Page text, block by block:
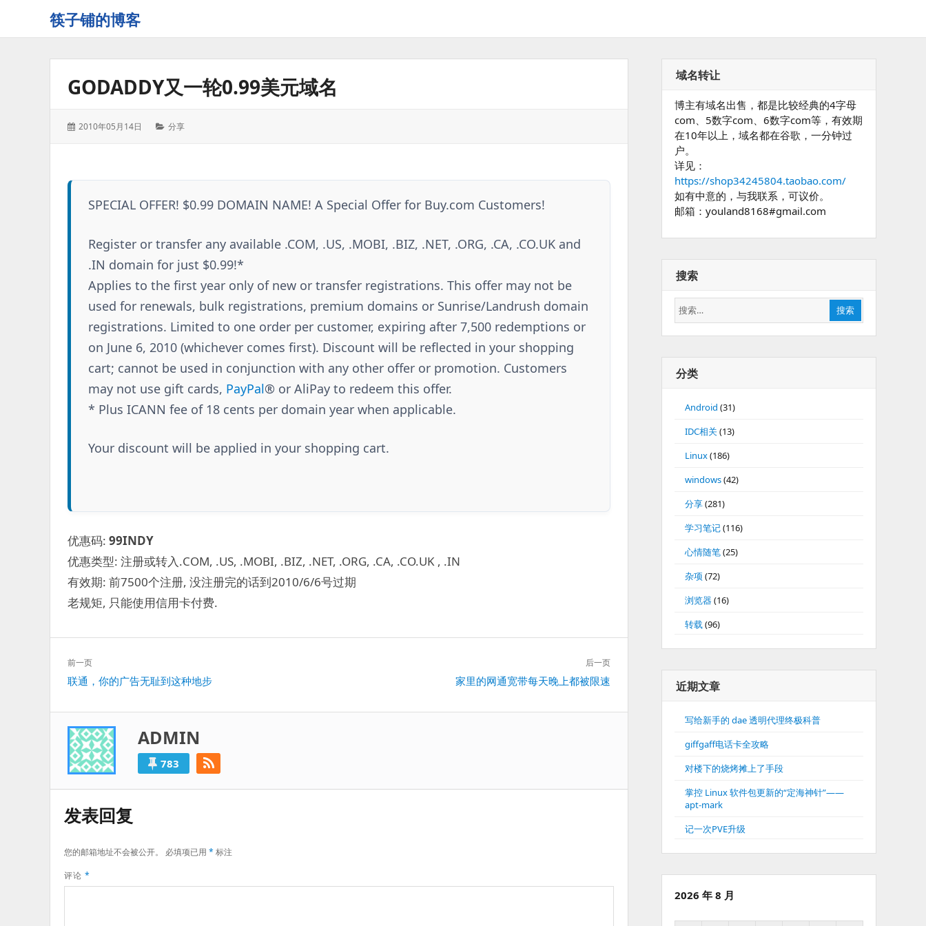
筷子铺的博客
录
GODADDY又一轮0.99美元域名
发
2010年05月14日
分
分享
SPECIAL OFFER! $0.99 DOMAIN NAME! A Special Offer for Buy.com Customers!
Register or transfer any available .COM, .US, .MOBI, .BIZ, .NET, .ORG, .CA, .CO.UK and
.IN domain for just $0.99!*
Applies to the first year only of new or transfer registrations. This offer may not be
used for renewals, bulk registrations, premium domains or Sunrise/Landrush domain
registrations. Limited to one order per customer, expiring after 7,500 redemptions or
on June 6, 2010 (whichever comes first). Discount will be reflected in your shopping
cart; cannot be used in conjunction with any other offer or promotion. Customers
may not use gift cards, PayPal® or AliPay to redeem this offer.
* Plus ICANN fee of 18 cents per domain year when applicable.
Your discount will be applied in your shopping cart.
优惠码: 99INDY
优惠类型: 注册或转入.COM, .US, .MOBI, .BIZ, .NET, .ORG, .CA, .CO.UK , .IN
有效期: 前7500个注册, 没注册完的话到2010/6/6号过期
老规矩, 只能使用信用卡付费.
文
章
导
航
前一页
上
篇：
联通，你的广告无耻到这种地步
后一页
篇：
家里的网通宽带每天晚上都被限速
ADMIN
783
发表回复
您的邮箱地址不会被公开。 必填项已用 *标注
评论 *
域名转让
博主有域名出售，都是比较经典的4字母
com、5数字com、6数字com等，有效期
在10年以上，域名都在谷歌，一分钟过
户。
详见：
https://shop34245804.taobao.com/
如有中意的，与我联系，可议价。
邮箱：youland8168#gmail.com
搜索
搜
索：
搜索
分类
Android (31)
IDC相关(13)
Linux(186)
windows(42)
分享(281)
学习笔记(116)
心情随笔(25)
杂项 (72)
浏览器(16)
转载(96)
近期文章
写给新手的 dae 透明代理终极科普
giffgaff电话卡全攻略
对楼下的烧烤摊上了手段
掌控 Linux 软件包更新的“定海神针”——
apt-mark
记一次PVE升级
2026 年 8 月